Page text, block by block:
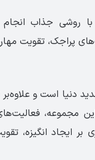
روشی جذاب انجام
پراجک، تقویت
دنیا است و
مجموعه،
ایجاد انگیزه،